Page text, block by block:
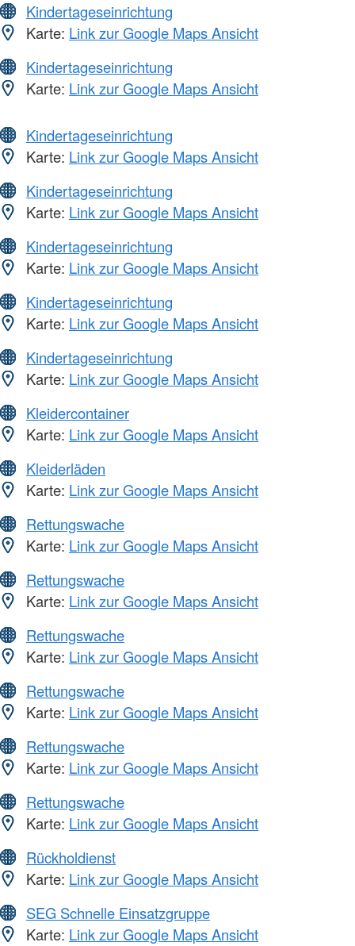
Kindertageseinrichtung
Karte: Link zur Google Maps Ansicht
Kindertageseinrichtung
Karte: Link zur Google Maps Ansicht
Kindertageseinrichtung
Karte: Link zur Google Maps Ansicht
Kindertageseinrichtung
Karte: Link zur Google Maps Ansicht
Kindertageseinrichtung
Karte: Link zur Google Maps Ansicht
Kindertageseinrichtung
Karte: Link zur Google Maps Ansicht
Kindertageseinrichtung
Karte: Link zur Google Maps Ansicht
Kleidercontainer
Karte: Link zur Google Maps Ansicht
Kleiderläden
Karte: Link zur Google Maps Ansicht
Rettungswache
Karte: Link zur Google Maps Ansicht
Rettungswache
Karte: Link zur Google Maps Ansicht
Rettungswache
Karte: Link zur Google Maps Ansicht
Rettungswache
Karte: Link zur Google Maps Ansicht
Rettungswache
Karte: Link zur Google Maps Ansicht
Rettungswache
Karte: Link zur Google Maps Ansicht
Rückholdienst
Karte: Link zur Google Maps Ansicht
SEG Schnelle Einsatzgruppe
Karte: Link zur Google Maps Ansicht